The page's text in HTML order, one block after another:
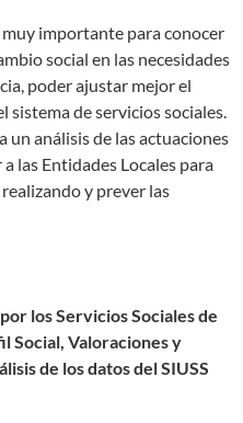
importante para conocer
social en las necesidades
poder ajustar mejor el
de servicios sociales.
análisis de las actuaciones
las Entidades Locales para
y prever las
los Servicios Sociales de
Social, Valoraciones y
de los datos del SIUSS